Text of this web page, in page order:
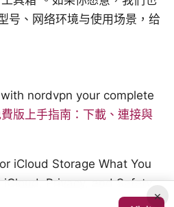
号、网络环境与使用场景，给
nordvpn your complete
版上手指南：下載、連接與
iCloud Storage What You
Privacy, and Safety
×